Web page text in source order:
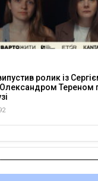
ролик із
Тереном